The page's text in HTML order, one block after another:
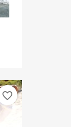
favorite_border